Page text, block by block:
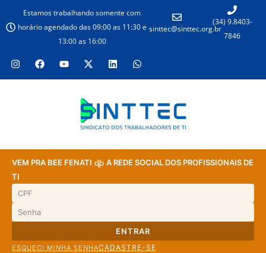
Estamos trabalhando somente com
horário agendado das 09:00 as 11:30 e
13:00 as 16:00
sinttec@sinttec.org.br
(34) 9.8403-
7846
VEM PRA BEE FENATI
A REDE SOCIAL DOS PROFISSIONAIS DE
TI
ENTRAR
ESQUECI MINHA SENHACADASTRE-SE